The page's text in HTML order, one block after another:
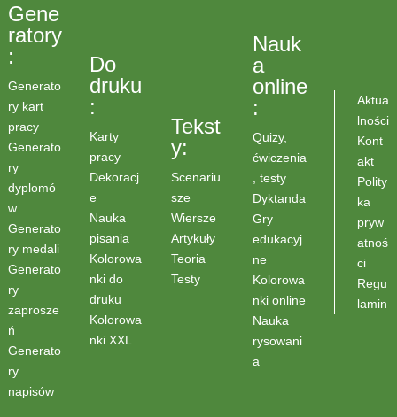
Gene
ratory
:
Generato
ry kart
pracy
Generato
ry
dyplomó
w
Generato
ry medali
Generato
ry
zaprosze
ń
Generato
ry
napisów
Do
druku
:
Karty
pracy
Dekoracj
e
Nauka
pisania
Kolorowa
nki do
druku
Kolorowa
nki XXL
Tekst
y:
Scenariu
sze
Wiersze
Artykuły
Teoria
Testy
Nauk
a
online
:
Quizy,
ćwiczenia
, testy
Dyktanda
Gry
edukacyj
ne
Kolorowa
nki online
Nauka
rysowani
a
Aktua
lności
Kont
akt
Polity
ka
pryw
atnoś
ci
Regu
lamin